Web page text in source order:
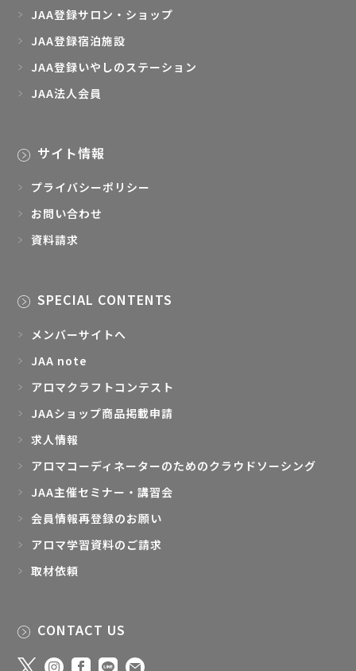
JAA登録サロン・ショップ
JAA登録宿泊施設
JAA登録いやしのステーション
JAA法人会員
サイト情報
プライバシーポリシー
お問い合わせ
資料請求
SPECIAL CONTENTS
メンバーサイトへ
JAA note
アロマクラフトコンテスト
JAAショップ商品掲載申請
求人情報
アロマコーディネーターのためのクラウドソーシング
JAA主催セミナー・講習会
会員情報再登録のお願い
アロマ学習資料のご請求
取材依頼
CONTACT US